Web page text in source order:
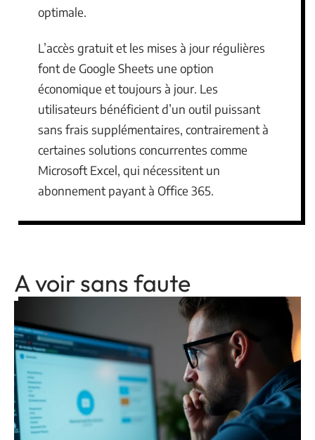
optimale.
L’accès gratuit et les mises à jour régulières
font de Google Sheets une option
économique et toujours à jour. Les
utilisateurs bénéficient d’un outil puissant
sans frais supplémentaires, contrairement à
certaines solutions concurrentes comme
Microsoft Excel, qui nécessitent un
abonnement payant à Office 365.
A voir sans faute